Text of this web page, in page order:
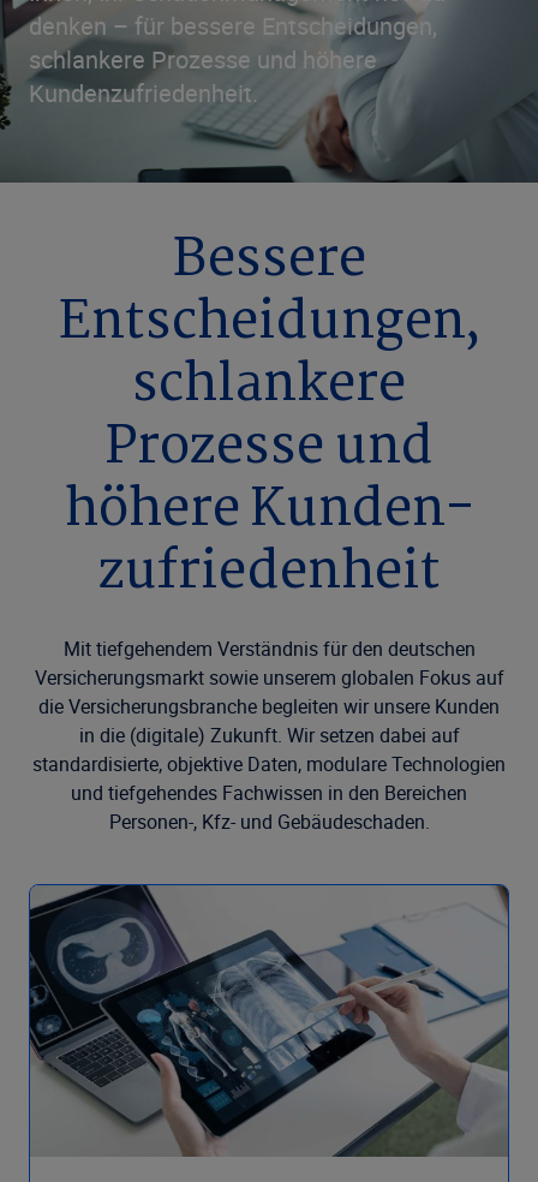
denken – für bessere Entscheidungen,
schlankere Prozesse und höhere
Kundenzufriedenheit.
Bessere
Entscheidungen,
schlankere
Prozesse und
höhere Kunden­
zufriedenheit
Mit tiefgehendem Verständnis für den deutschen
Versicherungsmarkt sowie unserem globalen Fokus auf
die Versicherungsbranche begleiten wir unsere Kunden
in die (digitale) Zukunft. Wir setzen dabei auf
standardisierte, objektive Daten, modulare Technologien
und tiefgehendes Fachwissen in den Bereichen
Personen-, Kfz- und Gebäudeschaden.